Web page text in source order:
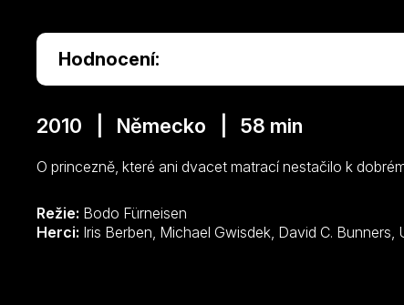
Hodnocení:
2010 | Německo | 58 min
O princezně, které ani dvacet matrací nestačilo k
Režie: Bodo Fürneisen
Herci: